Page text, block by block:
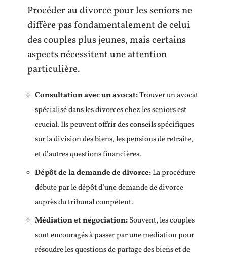
Procéder au divorce pour les seniors ne
diffère pas fondamentalement de celui
des couples plus jeunes, mais certains
aspects nécessitent une attention
particulière.
Consultation avec un avocat:Trouver un avocat
spécialisé dans les divorces chez les seniors est
crucial. Ils peuvent offrir des conseils spécifiques
sur la division des biens, les pensions de retraite,
et d’autres questions financières.
Dépôt de la demande de divorce:La procédure
débute par le dépôt d’une demande de divorce
auprès du tribunal compétent.
Médiation et négociation:Souvent, les couples
sont encouragés à passer par une médiation pour
résoudre les questions de partage des biens et de